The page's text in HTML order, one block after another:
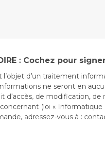
: Cochez pour
l’objet d’un traitement
ne seront en
d’accès, de modification,
(loi «
adressez-vous à :